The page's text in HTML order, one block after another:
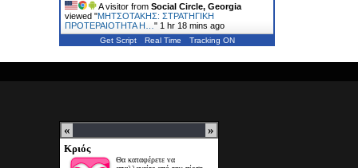
A visitor from Social Circle, Georgia
viewed "ΜΗΤΣΟΤΑΚΗΣ: ΣΤΡΑΤΗΓΙΚΗ
ΠΡΟΤΕΡΑΙΟΤΗΤΑ Η… " 1 hr 18 mins ago
Get Script Real Time Tracking ON